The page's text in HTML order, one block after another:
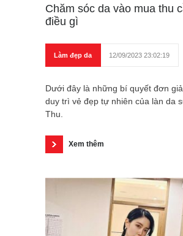
Chăm sóc da vào mua thu
điều gì
Làm đẹp da 12/09/2023 23:02:19
Dưới đây là những bí quyết đơn
duy trì vẻ đẹp tự nhiên của làn da
Thu.
Xem thêm